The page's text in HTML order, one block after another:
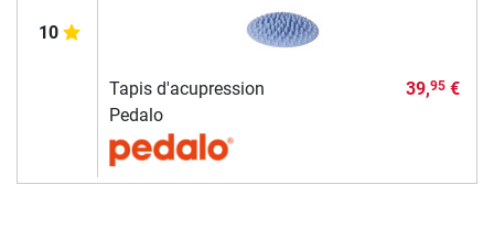
10
Tapis d'acupression
Pedalo
39,95€